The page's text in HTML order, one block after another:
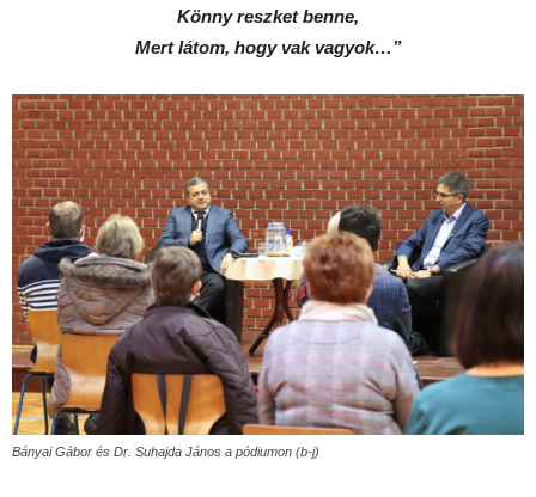
Könny reszket benne,
Mert látom, hogy vak vagyok…”
Bányai Gábor és Dr. Suhajda János a pódiumon (b-j)